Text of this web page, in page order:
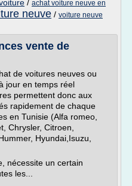
/ achat voiture neuve en
neuve / voiture neuve
vente de
de voitures neuves ou
jour en temps réel
permettent donc aux
rapidement de chaque
en Tunisie (Alfa romeo,
Chrysler, Citroen,
Hyundai,Isuzu,
nécessite un certain
les...